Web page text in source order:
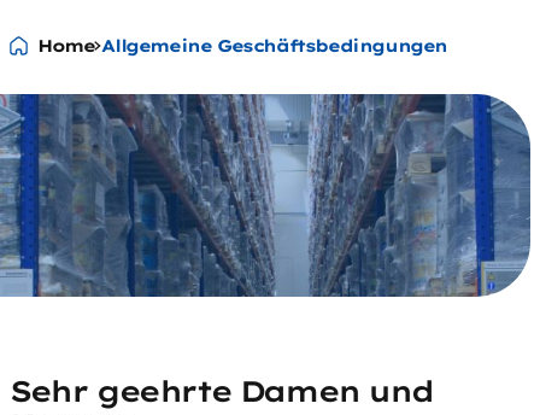
Home Allgemeine Geschäftsbedingungen
Sehr geehrte Damen und